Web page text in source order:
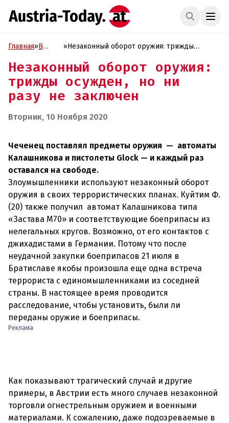
Главная»В
»Незаконный оборот оружия: трижды
Незаконный оборот оружия:
трижды осужден, но ни
разу не заключен
Вторник, 10 Ноября 2020
Чеченец поставлял предметы оружия — автоматы
Калашникова и пистолеты Glock — и каждый раз
оставался на свободе.
Злоумышленники используют незаконный оборот
оружия в своих террористических планах. Куйтим Ф.
(20) также получил автомат Калашникова типа
«Застава М70» и соответствующие боеприпасы из
нелегальных кругов. Возможно, от его контактов с
джихадистами в Германии. Потому что после
неудачной закупки боеприпасов 21 июля в
Братиславе якобы произошла еще одна встреча
террориста с единомышленниками из соседней
страны. В настоящее время проводится
расследование, чтобы установить, были ли
переданы оружие и боеприпасы.
Реклама
Как показывают трагический случай и другие
примеры, в Австрии есть много случаев незаконной
торговли огнестрельным оружием и военными
материалами. К сожалению, даже подозреваемые в